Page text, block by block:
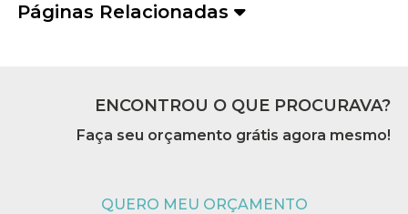
Páginas Relacionadas
ENCONTROU O QUE PROCURAVA?
Faça seu orçamento grátis agora mesmo!
QUERO MEU ORÇAMENTO